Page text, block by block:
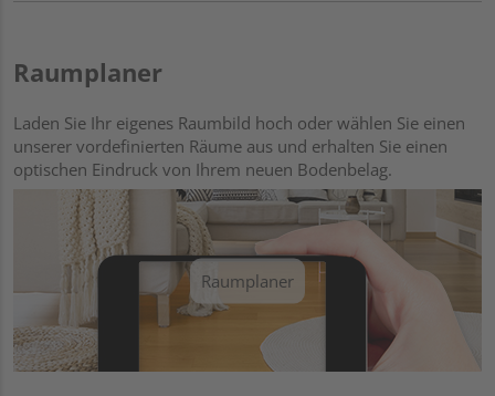
Raumplaner
Laden Sie Ihr eigenes Raumbild hoch oder wählen Sie einen
unserer vordefinierten Räume aus und erhalten Sie einen
optischen Eindruck von Ihrem neuen Bodenbelag.
Raumplaner